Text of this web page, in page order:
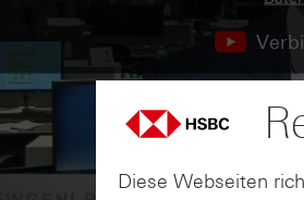
Diese Webseiten